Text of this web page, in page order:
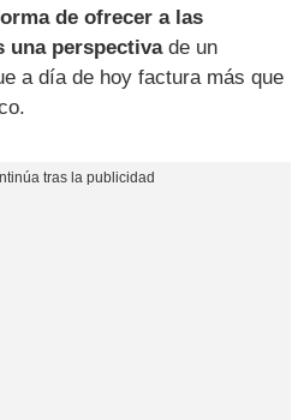
de ofrecer a las
una perspectivade un
a día de hoy factura más que